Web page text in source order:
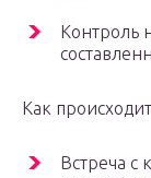
Контроль
Как
Встреча с